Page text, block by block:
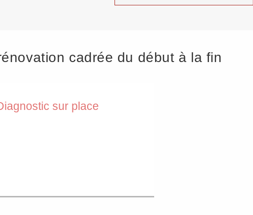
cadrée du début à la fin
sur place